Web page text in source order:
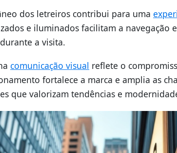
dos letreiros contribui para uma
e iluminados facilitam a navegação
a visita.
comunicação visual reflete o
fortalece a marca e amplia as
que valorizam tendências e